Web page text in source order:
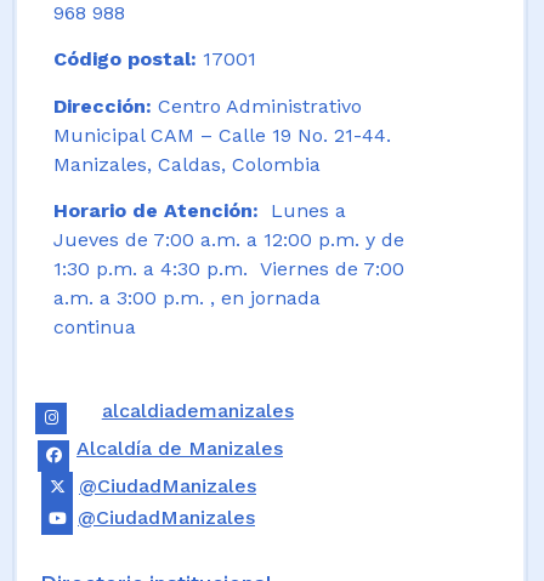
968 988
Código postal: 17001
Dirección: Centro Administrativo
Municipal CAM – Calle 19 No. 21-44.
Manizales, Caldas, Colombia
Horario de Atención: Lunes a
Jueves de 7:00 a.m. a 12:00 p.m. y de
1:30 p.m. a 4:30 p.m. Viernes de 7:00
a.m. a 3:00 p.m. , en jornada
continua
alcaldiademanizales
Alcaldía de Manizales
@CiudadManizales
@CiudadManizales